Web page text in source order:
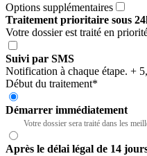
Options supplémentaires
Traitement prioritaire sous
Votre dossier est traité en
Suivi par SMS
Notification à chaque étape. +
Début du traitement*
Démarrer immédiatement
Votre dossier sera traité dans les
Après le délai légal de 14